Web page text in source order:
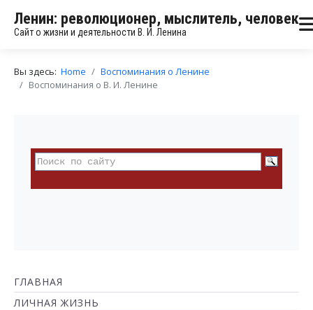
Ленин: революционер, мыслитель, человек
Сайт о жизни и деятельности В. И. Ленина
Вы здесь: Home
Воспоминания о Ленине
Воспоминания о В. И. Ленине
ГЛАВНАЯ
ЛИЧНАЯ ЖИЗНЬ